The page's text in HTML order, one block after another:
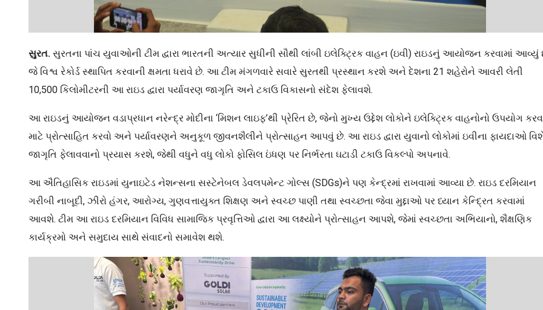
સુરત. સુરતના પાંચ યુવાઓની ટીમ દ્વારા ભારતની અત્યાર સુધીની સૌથી લાંબી ઇલેક્ટ્રિક વાહન (ઇવી) રાઇડનું આયોજન કરવામાં આવ્યું
જે વિશ્વ રેકોર્ડ સ્થાપિત કરવાની ક્ષમતા ધરાવે છે. આ ટીમ મંગળવારે સવારે સુરતથી પ્રસ્થાન કરશે અને દેશના 21 શહેરોને આવરી લેતી
10,500 કિલોમીટરની આ રાઇડ દ્વારા પર્યાવરણ જાગૃતિ અને ટકાઉ વિકાસનો સંદેશ ફેલાવશે.
આ રાઇડનું આયોજન વડાપ્રધાન નરેન્દ્ર મોદીના ‘મિશન લાઇફ’થી પ્રેરિત છે, જેનો મુખ્ય ઉદ્દેશ લોકોને ઇલેક્ટ્રિક વાહનોનો ઉપયોગ
માટે પ્રોત્સાહિત કરવો અને પર્યાવરણને અનુકૂળ જીવનશૈલીને પ્રોત્સાહન આપવું છે. આ રાઇડ દ્વારા યુવાનો લોકોમાં ઇવીના ફાયદાઓ
જાગૃતિ ફેલાવવાનો પ્રયાસ કરશે, જેથી વધુને વધુ લોકો ફોસિલ ઇંધણ પર નિર્ભરતા ઘટાડી ટકાઉ વિકલ્પો અપનાવે.
આ ઐતિહાસિક રાઇડમાં યુનાઇટેડ નેશન્સના સસ્ટેનેબલ ડેવલપમેન્ટ ગોલ્સ (SDGs)ને પણ કેન્દ્રમાં રાખવામાં આવ્યા છે. રાઇડ દરમિયાન
ગરીબી નાબૂદી, ઝીરો હંગર, આરોગ્ય, ગુણવત્તાયુક્ત શિક્ષણ અને સ્વચ્છ પાણી તથા સ્વચ્છતા જેવા મુદ્દાઓ પર ધ્યાન કેન્દ્રિત કરવામાં
આવશે. ટીમ આ રાઇડ દરમિયાન વિવિધ સામાજિક પ્રવૃત્તિઓ દ્વારા આ લક્ષ્યોને પ્રોત્સાહન આપશે, જેમાં સ્વચ્છતા અભિયાનો, શૈક્ષણિક
કાર્યક્રમો અને સમુદાય સાથે સંવાદનો સમાવેશ થશે.